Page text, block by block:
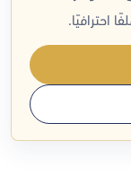
احترافيًا.